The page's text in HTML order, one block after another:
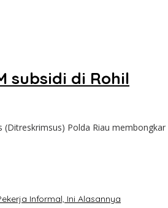
subsidi di Rohil
Polda Riau
Informal, Ini Alasannya